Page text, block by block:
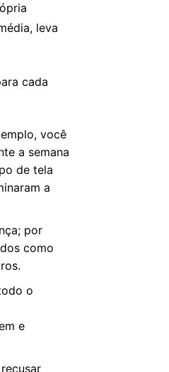
leva
cada
você
a semana
de tela
a
por
como
o
e